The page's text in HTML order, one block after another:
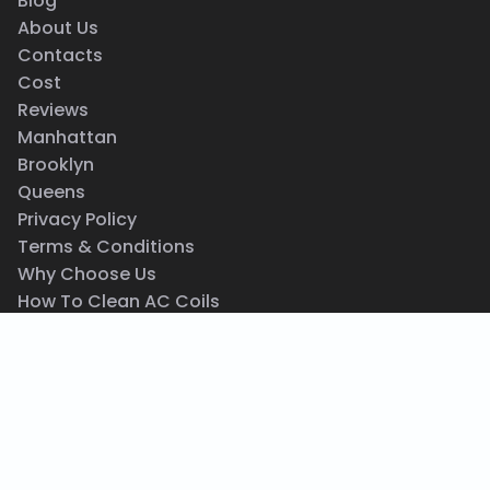
About Us
Contacts
Cost
Reviews
Manhattan
Brooklyn
Queens
Privacy Policy
Terms & Conditions
Why Choose Us
How To Clean AC Coils